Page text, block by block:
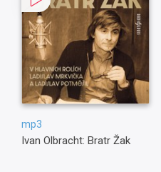
mp3
Ivan Olbracht: Bratr Žak